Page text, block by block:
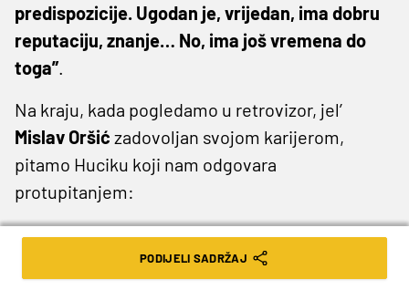
predispozicije. Ugodan je, vrijedan, ima dobru
reputaciju, znanje… No, ima još vremena do
toga”
Na kraju, kada pogledamo u retrovizor, jel’
Mislav Oršić zadovoljan svojom karijerom,
pitamo Huciku koji nam odgovara
protupitanjem:
“Nije sve bilo idealno na tom putu, ali posložili
smo sve. Pitam ja tebe, što misliš koji bi bio
PODIJELI SADRŽAJ